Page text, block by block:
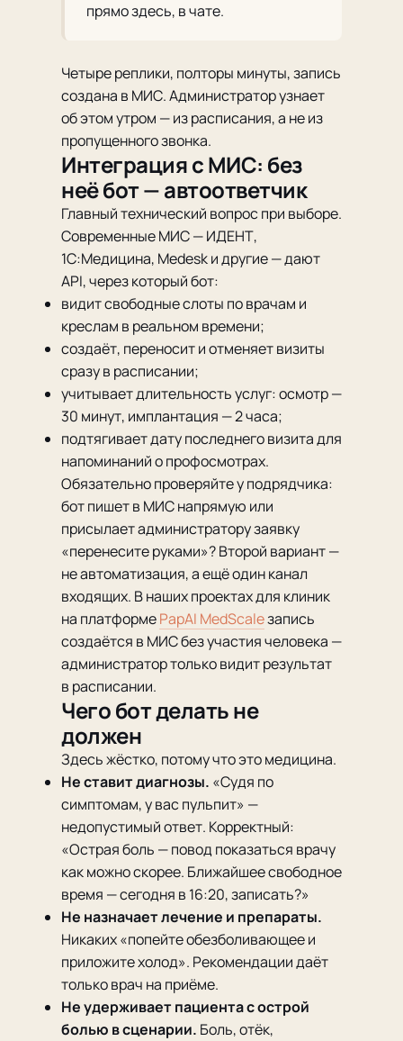
прямо здесь, в чате.
Четыре реплики, полторы минуты, запись
создана в МИС. Администратор узнает
об этом утром — из расписания, а не из
пропущенного звонка.
Интеграция с МИС: без
неё бот — автоответчик
Главный технический вопрос при выборе.
Современные МИС — ИДЕНТ,
1С:Медицина, Medesk и другие — дают
API, через который бот:
видит свободные слоты по врачам и
креслам в реальном времени;
создаёт, переносит и отменяет визиты
сразу в расписании;
учитывает длительность услуг: осмотр —
30 минут, имплантация — 2 часа;
подтягивает дату последнего визита для
напоминаний о профосмотрах.
Обязательно проверяйте у подрядчика:
бот пишет в МИС напрямую или
присылает администратору заявку
«перенесите руками»? Второй вариант —
не автоматизация, а ещё один канал
входящих. В наших проектах для клиник
на платформеPapAI MedScaleзапись
создаётся в МИС без участия человека —
администратор только видит результат
в расписании.
Чего бот делать не
должен
Здесь жёстко, потому что это медицина.
Не ставит диагнозы. «Судя по
симптомам, у вас пульпит» —
недопустимый ответ. Корректный:
«Острая боль — повод показаться врачу
как можно скорее. Ближайшее свободное
время — сегодня в 16:20, записать?»
Не назначает лечение и препараты.
Никаких «попейте обезболивающее и
приложите холод». Рекомендации даёт
только врач на приёме.
Не удерживает пациента с острой
болью в сценарии. Боль, отёк,